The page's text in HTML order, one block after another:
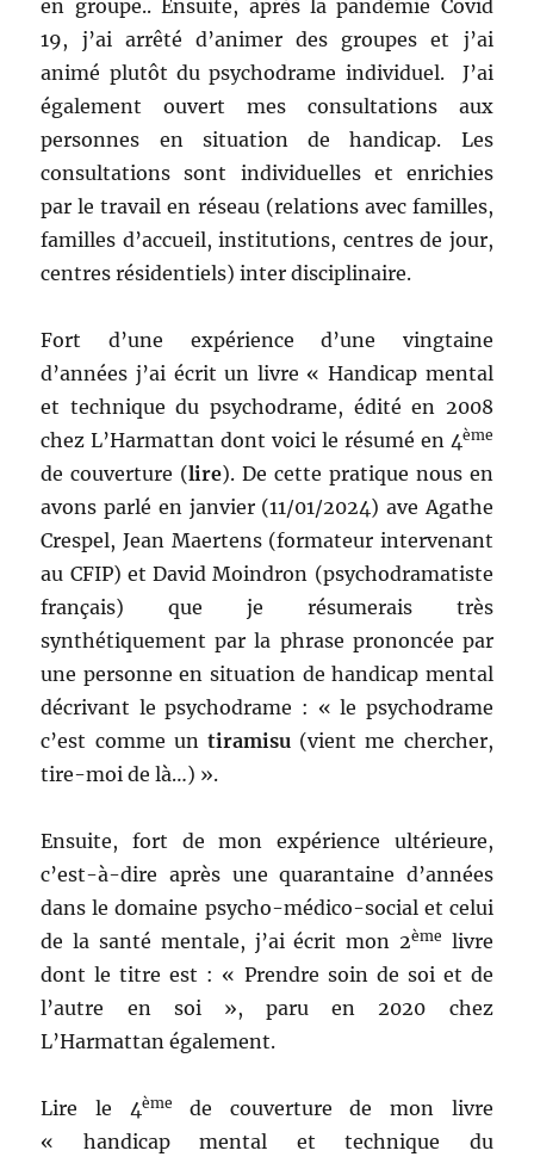
en groupe.. Ensuite, après la pandémie Covid
19, j’ai arrêté d’animer des groupes et j’ai
animé plutôt du psychodrame individuel. J’ai
également ouvert mes consultations aux
personnes en situation de handicap. Les
consultations sont individuelles et enrichies
par le travail en réseau (relations avec familles,
familles d’accueil, institutions, centres de jour,
centres résidentiels) inter disciplinaire.
Fort d’une expérience d’une vingtaine
d’années j’ai écrit un livre « Handicap mental
et technique du psychodrame, édité en 2008
chez L’Harmattan dont voici le résumé en 4ème
de couverture (lire). De cette pratique nous en
avons parlé en janvier (11/01/2024) ave Agathe
Crespel, Jean Maertens (formateur intervenant
au CFIP) et David Moindron (psychodramatiste
français) que je résumerais très
synthétiquement par la phrase prononcée par
une personne en situation de handicap mental
décrivant le psychodrame : « le psychodrame
c’est comme un tiramisu (vient me chercher,
tire-moi de là…) ».
Ensuite, fort de mon expérience ultérieure,
c’est-à-dire après une quarantaine d’années
dans le domaine psycho-médico-social et celui
de la santé mentale, j’ai écrit mon 2ème livre
dont le titre est : « Prendre soin de soi et de
l’autre en soi », paru en 2020 chez
L’Harmattan également.
Lire le 4ème
de couverture de mon livre
« handicap mental et technique du